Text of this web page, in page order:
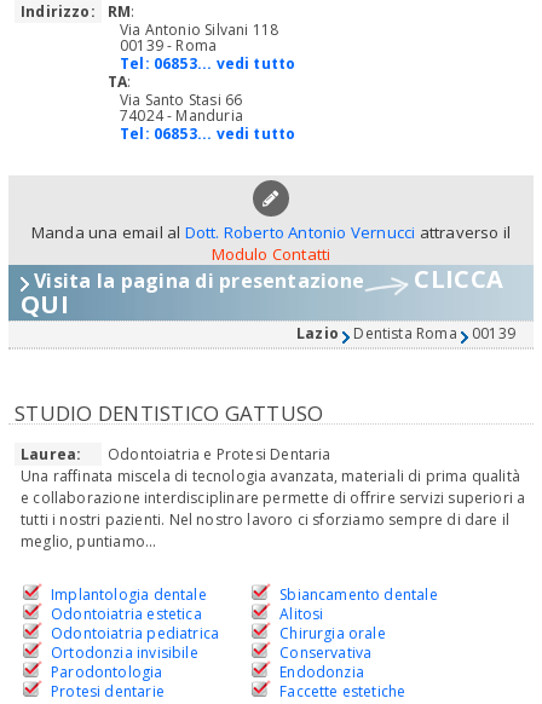
Indirizzo:
RM:
Via Antonio Silvani 118
00139 - Roma
Tel: 06853... vedi tutto
TA:
Via Santo Stasi 66
74024 - Manduria
Tel: 06853... vedi tutto
Manda una email al Dott. Roberto Antonio Vernucci attraverso il
Modulo Contatti
Visita la pagina di presentazione CLICCA
QUI
Lazio Dentista Roma 00139
STUDIO DENTISTICO GATTUSO
Laurea:
Odontoiatria e Protesi Dentaria
Una raffinata miscela di tecnologia avanzata, materiali di prima qualità
e collaborazione interdisciplinare permette di offrire servizi superiori a
tutti i nostri pazienti. Nel nostro lavoro ci sforziamo sempre di dare il
meglio, puntiamo...
Implantologia dentale
Odontoiatria estetica
Odontoiatria pediatrica
Ortodonzia invisibile
Parodontologia
Protesi dentarie
Sbiancamento dentale
Alitosi
Chirurgia orale
Conservativa
Endodonzia
Faccette estetiche